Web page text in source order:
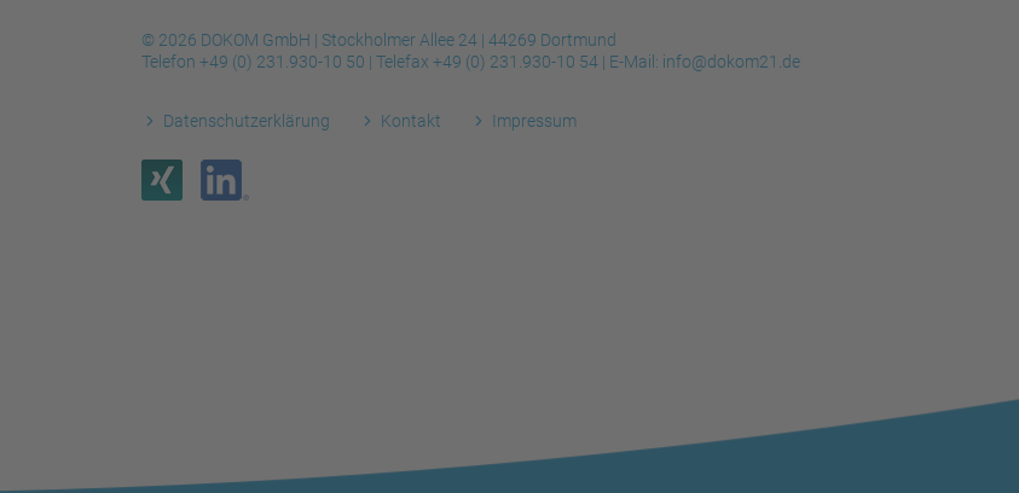
© 2026 DOKOM GmbH | Stockholmer Allee 24 | 44269 Dortmund
Telefon +49 (0) 231.930-10 50 | Telefax +49 (0) 231.930-10 54 | E-Mail: info@dokom21.de
Datenschutzerklärung Kontakt Impressum